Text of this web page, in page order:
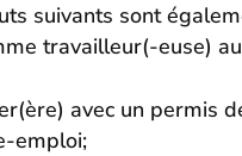
suivants sont
travailleur(-euse)
avec un permis
emploi;